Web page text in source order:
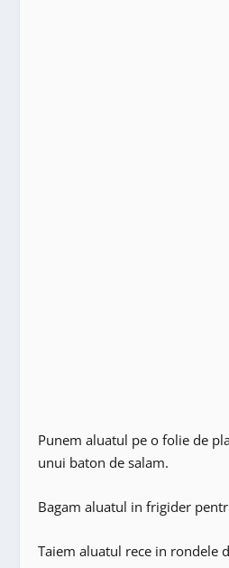
Punem aluatul pe o folie de
unui baton de salam.
Bagam aluatul in frigider
Taiem aluatul rece in rondele